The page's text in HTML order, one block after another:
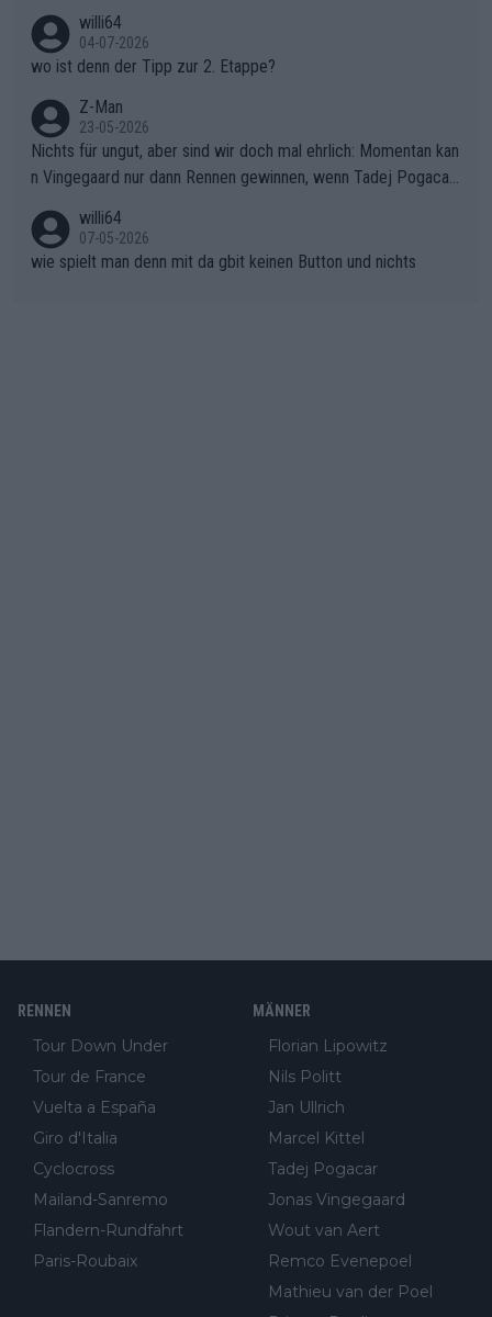
gibt. Diese Etappe wird sicher als der psychologische Wendep
unkt dieser Tour in die Geschichte eingehen. Wenn man bei so
einem harten Aufstieg einmal den Moment verpasst und der K
onkurrentin die "zweite Luft" schenkt, ist der Schaden am Ber
g kaum noch zu reparieren.Vor uns liegt nun das große Finale R
ichtung Nizza. Niewiadoma hat psychologisch Oberwasser, ab
er SD Worx und Vollering müssen jetzt All-In gehen. (gregman
n)
willi64
04-07-2026
wo ist denn der Tipp zur 2. Etappe?
Z-Man
23-05-2026
Nichts für ungut, aber sind wir doch mal ehrlich: Momentan kan
n Vingegaard nur dann Rennen gewinnen, wenn Tadej Pogacar
willi64
07-05-2026
wie spielt man denn mit da gbit keinen Button und nichts
RENNEN
Tour Down Under
Tour de France
Vuelta a España
Giro d'Italia
Cyclocross
Mailand-Sanremo
Flandern-Rundfahrt
Paris-Roubaix
MÄNNER
Florian Lipowitz
Nils Politt
Jan Ullrich
Marcel Kittel
Tadej Pogacar
Jonas Vingegaard
Wout van Aert
Remco Evenepoel
Mathieu van der Poel